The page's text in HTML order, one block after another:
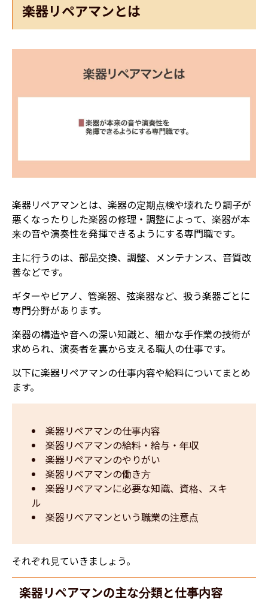
楽器リペアマンとは
楽器リペアマンとは、楽器の定期点検や壊れたり調子が
悪くなったりした楽器の修理・調整によって、楽器が本
来の音や演奏性を発揮できるようにする専門職です。
主に行うのは、部品交換、調整、メンテナンス、音質改
善などです。
ギターやピアノ、管楽器、弦楽器など、扱う楽器ごとに
専門分野があります。
楽器の構造や音への深い知識と、細かな手作業の技術が
求められ、演奏者を裏から支える職人の仕事です。
以下に楽器リペアマンの仕事内容や給料についてまとめ
ます。
楽器リペアマンの仕事内容
楽器リペアマンの給料・給与・年収
楽器リペアマンのやりがい
楽器リペアマンの働き方
楽器リペアマンに必要な知識、資格、スキ
ル
楽器リペアマンという職業の注意点
それぞれ見ていきましょう。
楽器リペアマンの主な分類と仕事内容